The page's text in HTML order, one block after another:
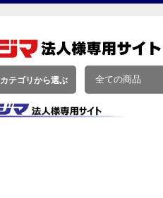
カテゴリから選ぶ 全ての商品